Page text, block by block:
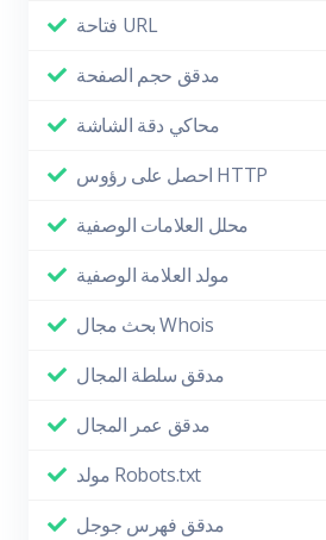
فتاحة URL
مدقق حجم الصفحة
محاكي دقة الشاشة
احصل على رؤوس HTTP
محلل العلامات الوصفية
مولد العلامة الوصفية
بحث مجال Whois
مدقق سلطة المجال
مدقق عمر المجال
مولد Robots.txt
مدقق فهرس جوجل